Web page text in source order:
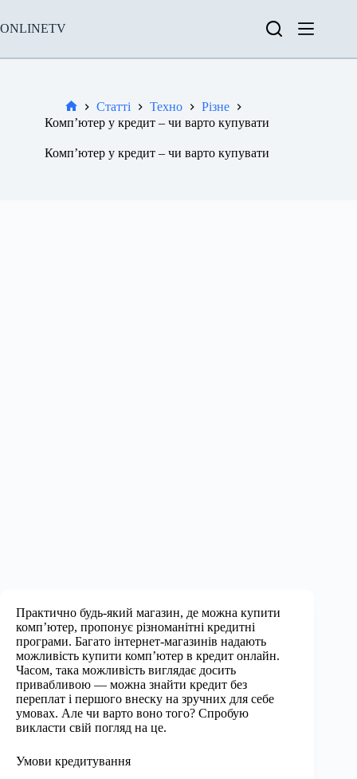
вмісту
ONLINETV
Новини
Статті Техно
Різне
Комп’ютер у кредит – чи варто купувати
Комп’ютер у кредит – чи варто купувати
Практично будь-який магазин, де можна купити
комп’ютер, пропонує різноманітні кредитні
програми. Багато інтернет-магазинів надають
можливість купити комп’ютер в кредит онлайн.
Часом, така можливість виглядає досить
привабливою — можна знайти кредит без
переплат і першого внеску на зручних для себе
умовах. Але чи варто воно того? Спробую
викласти свій погляд на це.
Умови кредитування